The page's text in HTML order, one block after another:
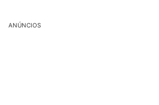
ANÚNCIOS